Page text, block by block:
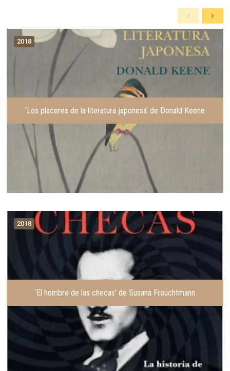
A
n
t
e
r
i
o
S
i
g
i
e
n
e
2018
‘Los placeres de la literatura japonesa’ de Donald Keene
2018
‘El hombre de las checas’ de Susana Frouchtmann